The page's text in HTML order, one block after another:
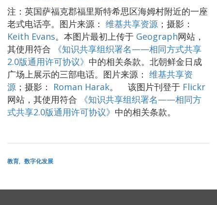
注：英国萨福克郡福里斯特希思区海姆村附近的一座
老式电话亭。图片来源： 维基共享资源 ；摄影：
Keith Evans。本图片最初上传于 Geograph网站，
其使用符合
《知识共享组织署名——相同方式共享
2.0版通用许可协议》 中的相关条款。北朝鲜金日成
广场上展示的三部电话。图片来源： 维基共享资
源 ；摄影： Roman Harak。 该图片刊登于 Flickr
网站，其使用符合
《知识共享组织署名——相同方
式共享2.0版通用许可协议》 中的相关条款。
教育 数字化发展